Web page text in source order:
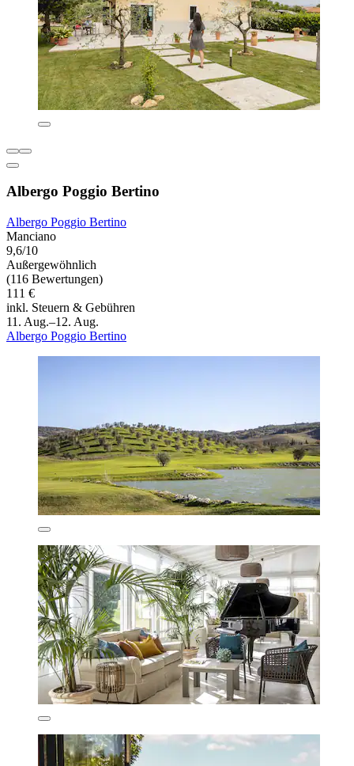
Albergo Poggio Bertino
Albergo Poggio Bertino
Manciano
9,6/10
Außergewöhnlich
(116 Bewertungen)
111 €
inkl. Steuern & Gebühren
11. Aug.–12. Aug.
Albergo Poggio Bertino